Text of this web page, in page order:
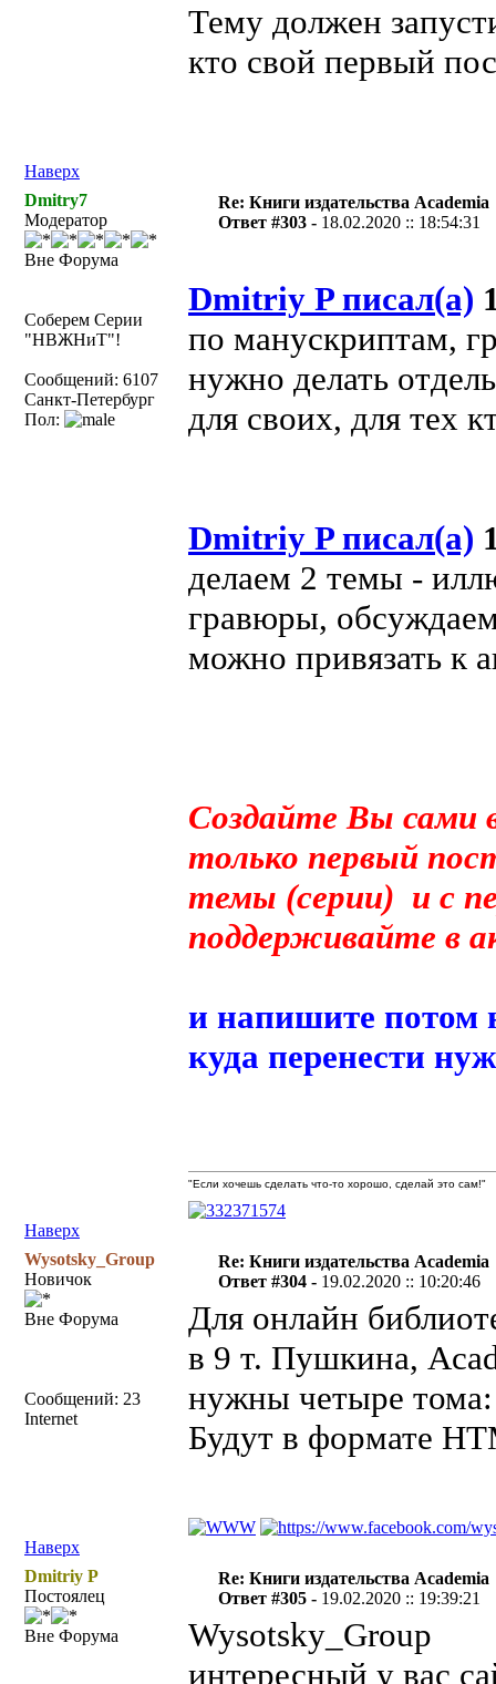
Тему должен
кто свой первый
Наверх
Dmitry7
Модератор
Вне Форума
Соберем Серии
"НВЖНиТ"!
Сообщений: 6107
Санкт-Петербург
Пол:
Re: Книги издательства Academia
Ответ #303 - 18.02.2020 :: 18:54:31
Dmitriy P писал(а)
по манускриптам,
нужно делать
для своих, для тех
Dmitriy P писал(а)
делаем 2 темы -
гравюры,
можно привязать к
Создайте Вы сами
только первый
темы (серии) и с
поддерживайте в
и напишите потом
куда перенести
Наверх
"Если хочешь сделать что-то хорошо, сделай это сам!"
Wysotsky_Group
Новичок
Вне Форума
Сообщений: 23
Internet
Re: Книги издательства Academia
Ответ #304 - 19.02.2020 :: 10:20:46
Для онлайн
в 9 т. Пушкина,
нужны четыре
Будут в формате
Наверх
Dmitriy P
Постоялец
Вне Форума
Re: Книги издательства Academia
Ответ #305 - 19.02.2020 :: 19:39:21
Wysotsky_Group
интересный у вас